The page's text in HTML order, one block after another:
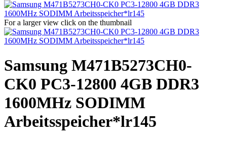
For a larger view click on the thumbnail
Samsung M471B5273CH0-
CK0 PC3-12800 4GB DDR3
1600MHz SODIMM
Arbeitsspeicher*lr145